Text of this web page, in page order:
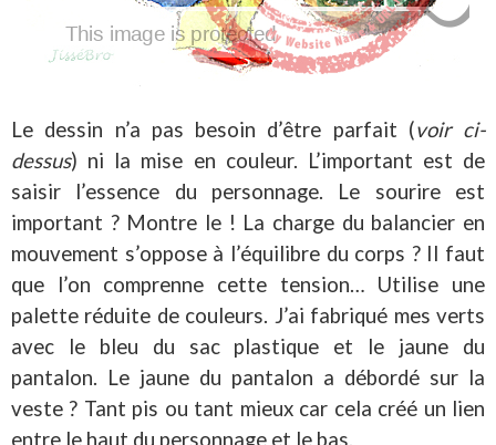
Le dessin n’a pas besoin d’être parfait (voir ci-
dessus) ni la mise en couleur. L’important est de
saisir l’essence du personnage. Le sourire est
important ? Montre le ! La charge du balancier en
mouvement s’oppose à l’équilibre du corps ? Il faut
que l’on comprenne cette tension… Utilise une
palette réduite de couleurs. J’ai fabriqué mes verts
avec le bleu du sac plastique et le jaune du
pantalon. Le jaune du pantalon a débordé sur la
veste ? Tant pis ou tant mieux car cela créé un lien
entre le haut du personnage et le bas.